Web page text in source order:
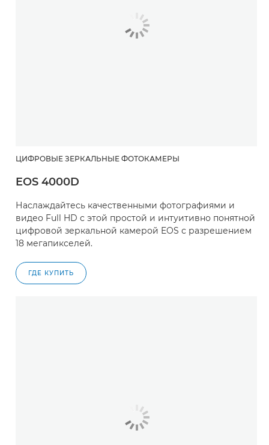
ЦИФРОВЫЕ ЗЕРКАЛЬНЫЕ ФОТОКАМЕРЫ
EOS 4000D
Наслаждайтесь качественными фотографиями и
видео Full HD с этой простой и интуитивно понятной
цифровой зеркальной камерой EOS с разрешением
18 мегапикселей.
ГДЕ КУПИТЬ